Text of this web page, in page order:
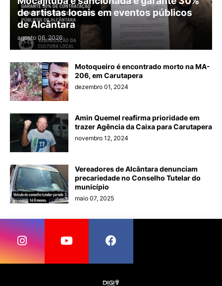
de artistas locais em eventos públicos
de Alcântara
agosto 06, 2026
Motoqueiro é encontrado morto na MA-
206, em Carutapera
dezembro 01, 2024
Amin Quemel reafirma prioridade em
trazer Agência da Caixa para Carutapera
novembro 12, 2024
Vereadores de Alcântara denunciam
precariedade no Conselho Tutelar do
município
maio 07, 2025